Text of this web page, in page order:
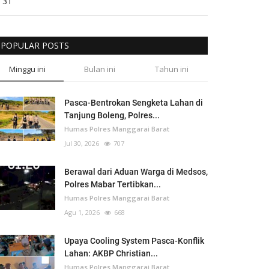
POPULAR POSTS
Minggu ini Bulan ini Tahun ini
Pasca-Bentrokan Sengketa Lahan di
Tanjung Boleng, Polres...
Humas Polres Manggarai Barat
Jul 30, 2026
707
Berawal dari Aduan Warga di Medsos,
Polres Mabar Tertibkan...
Humas Polres Manggarai Barat
Agu 1, 2026
668
Upaya Cooling System Pasca-Konflik
Lahan: AKBP Christian...
Humas Polres Manggarai Barat